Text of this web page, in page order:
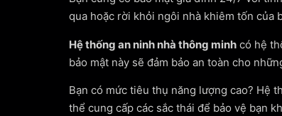
qua hoặc rời khỏi ngôi nhà khiêm tốn của
Hệ thống an ninh nhà thông minh có hệ
bảo mật này sẽ đảm bảo an toàn cho
Bạn có mức tiêu thụ năng lượng cao? Hệ
thể cung cấp các sắc thái để bảo vệ bạn